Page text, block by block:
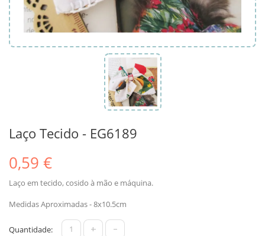
Laço Tecido - EG6189
0,59 €
Laço em tecido, cosido à mão e máquina.
Medidas Aproximadas - 8x10.5cm
Quantidade: + -